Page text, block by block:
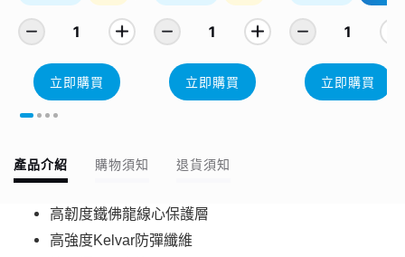
1
立即購買
1
立即購買
1
立即購買
產品介紹 購物須知 退貨須知
高韌度鐵佛龍線心保護層
高強度Kelvar防彈纖維